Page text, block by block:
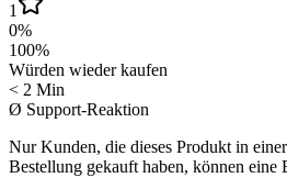
1
0%
100%
Würden wieder kaufen
< 2 Min
Ø Support-Reaktion
Nur Kunden, die dieses Produkt in einer
Bestellung gekauft haben, können eine